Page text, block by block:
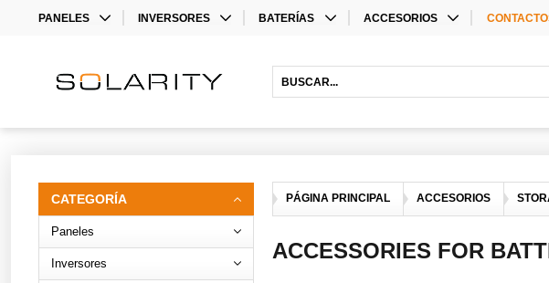
PANELES
BIFACIAL
INVERSORES
INVERSORES HÍBRIDOS
BATERÍAS ACCESORIOS
INVERSORES
ACCESORIOS
PÁGINA PRINCIPAL ACCESORIOS
ACCESSORIES FOR
CATEGORÍA
Paneles
Inversores